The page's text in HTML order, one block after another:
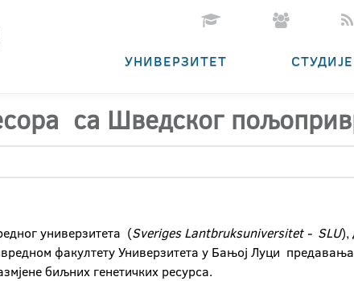
УНИВЕРЗИТЕТ СТУДИЈЕ
са Шведског
универзитета (Sveriges Lantbruksuniversitet - SLU),
факултету Универзитета у Бањој Луци
биљних генетичких ресурса.